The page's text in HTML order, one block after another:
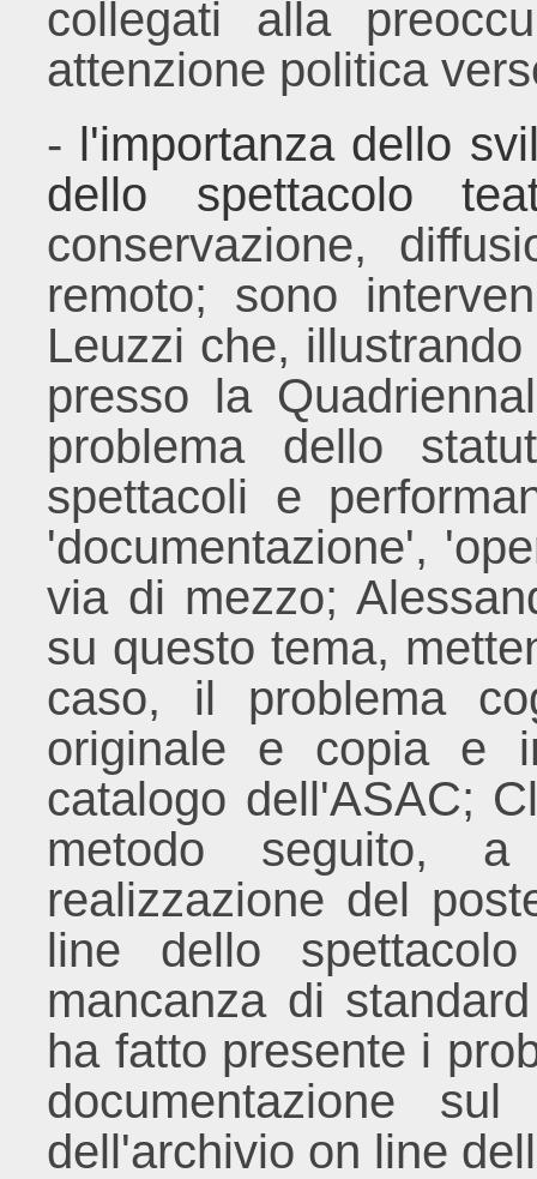
collegati alla
attenzione politica
- l'importanza dello
dello spettacolo
conservazione,
remoto; sono
Leuzzi che,
presso la
problema dello
spettacoli e
'documentazione',
via di mezzo;
su questo tema,
caso, il problema
originale e copia e
catalogo dell'ASAC;
metodo seguito,
realizzazione del
line dello
mancanza di
ha fatto presente i
documentazione
dell'archivio on line